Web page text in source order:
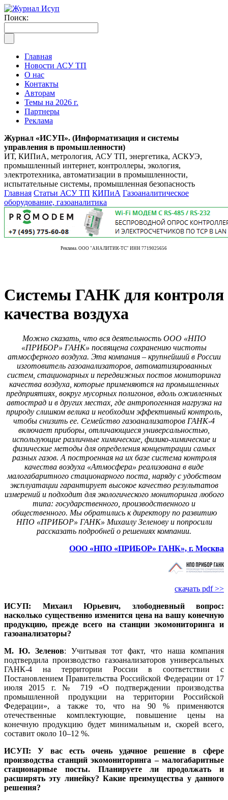
Поиск:
Главная
Новости АСУ ТП
О нас
Контакты
Авторам
Темы на 2026 г.
Партнеры
Реклама
Журнал «ИСУП». (Информатизация и системы
управления в промышленности)
ИТ, КИПиА, метрология, АСУ ТП, энергетика, АСКУЭ,
промышленный интернет, контроллеры, экология,
электротехника, автоматизации в промышленности,
испытательные системы, промышленная безопасность
Главная Статьи АСУ ТП КИПиА Газоаналитическое
оборудование, газоаналитика
Реклама. ООО "АНАЛИТИК-ТС" ИНН 7719025656
Системы ГАНК для контроля
качества воздуха
Можно сказать, что вся деятельность ООО «НПО
«ПРИБОР» ГАНК» посвящена сохранению чистоты
атмосферного воздуха. Эта компания – крупнейший в России
изготовитель газоанализаторов, автоматизированных
систем, стационарных и передвижных постов мониторинга
качества воздуха, которые применяются на промышленных
предприятиях, вокруг мусорных полигонов, вдоль оживленных
автострад и в других местах, где антропогенная нагрузка на
природу слишком велика и необходим эффективный контроль,
чтобы снизить ее. Семейство газоанализаторов ГАНК‑4
включает приборы, отличающиеся универсальностью,
использующие различные химические, физико-химические и
физические методы для определения концентрации самых
разных газов. А построенная на их базе система контроля
качества воздуха «Атмосфера» реализована в виде
малогабаритного стационарного поста, наряду с удобством
эксплуатации гарантирует высокое качество результатов
измерений и подходит для экологического мониторинга любого
типа: государственного, производственного и
общественного. Мы обратились к директору по развитию
НПО «ПРИБОР» ГАНК» Михаилу Зеленову и попросили
рассказать подробней о решениях компании.
ООО «НПО «ПРИБОР» ГАНК», г. Москва
скачать pdf >>
ИСУП: Михаил Юрьевич, злободневный вопрос:
насколько существенно изменится це­на на ва­шу конечную
продукцию, прежде всего на станции экомониторинга и
газоанализаторы?
М. Ю. Зеленов: Учитывая тот факт, что на­ша компания
подтвердила производство газоанализаторов универсальных
ГАНК‑4 на территории России в соответствии с
Постановлением Правительства Российской Федерации от 17
июля 2015 г. № 719 «О подтверждении производства
промышленной продукции на территории Российской
Федерации», а также то, что на 90 % применяются
отечественные комплектующие, повышение це­ны на
конечную продукцию будет минимальным и, скорей всего,
составит около 10–12 %.
ИСУП: У вас есть очень удачное решение в сфере
производства станций экомониторинга – малогабаритные
стационарные посты. Планируете ли продолжать и
расширять эту линейку? Какие преимущества у данного
решения?